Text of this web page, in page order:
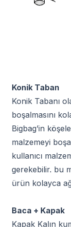
Konik Taban
Konik Tabanı
boşalmasını
Bigbag’in
malzemeyi
kullanıcı
gerekebilir. bu
ürün kolayca
Baca + Kapak
Kapak Kalın